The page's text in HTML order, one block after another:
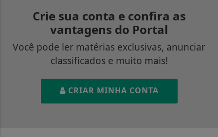
Crie sua conta e confira as
vantagens do Portal
Você pode ler matérias exclusivas, anunciar
classificados e muito mais!
CRIAR MINHA CONTA